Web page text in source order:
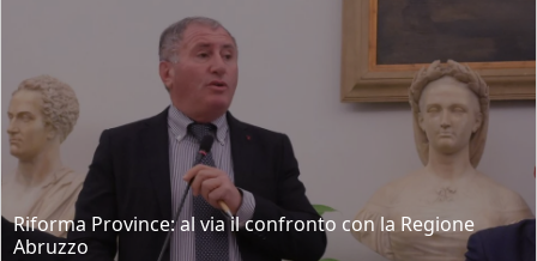
Riforma Province: al via il confronto con la Regione
Abruzzo